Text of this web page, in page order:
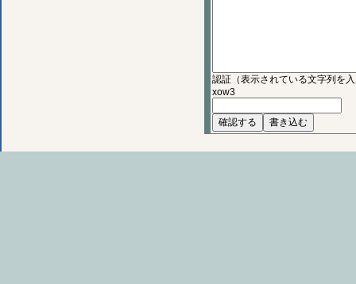
認証（表示されている文字列を
xow3